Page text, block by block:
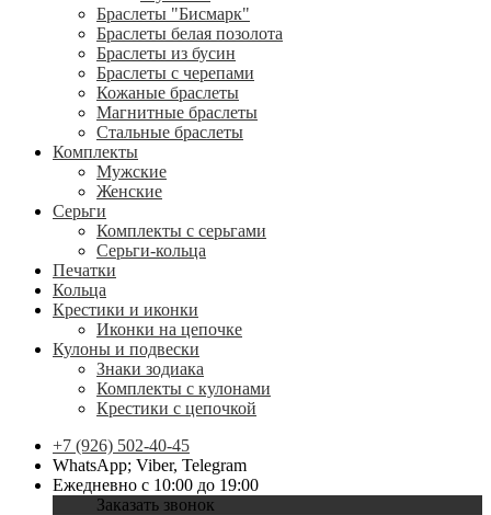
Браслеты "Бисмарк"
Браслеты белая позолота
Браслеты из бусин
Браслеты с черепами
Кожаные браслеты
Магнитные браслеты
Стальные браслеты
Комплекты
Мужские
Женские
Серьги
Комплекты с серьгами
Серьги-кольца
Печатки
Кольца
Крестики и иконки
Иконки на цепочке
Кулоны и подвески
Знаки зодиака
Комплекты с кулонами
Крестики с цепочкой
+7 (926) 502-40-45
WhatsApp; Viber, Telegram
Ежедневно с 10:00 до 19:00
Заказать звонок